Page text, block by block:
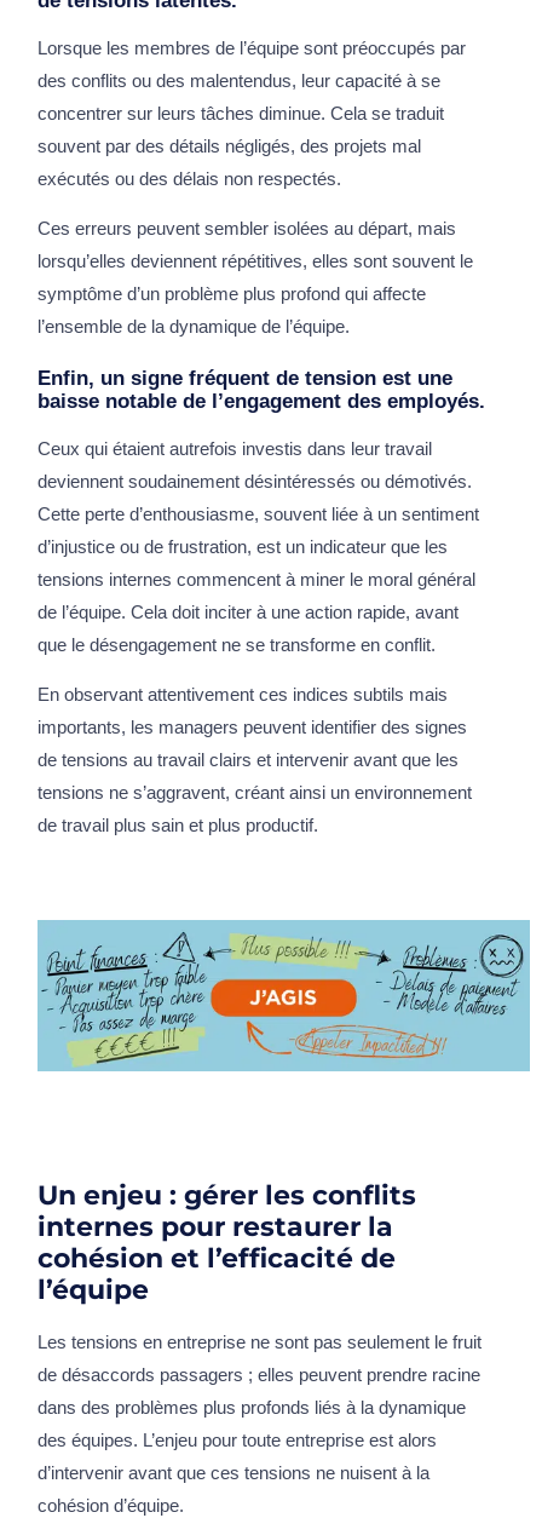
Lorsque les membres de l’équipe sont préoccupés par
des conflits ou des malentendus, leur capacité à se
concentrer sur leurs tâches diminue. Cela se traduit
souvent par des détails négligés, des projets mal
exécutés ou des délais non respectés.
Ces erreurs peuvent sembler isolées au départ, mais
lorsqu’elles deviennent répétitives, elles sont souvent le
symptôme d’un problème plus profond qui affecte
l’ensemble de la dynamique de l’équipe.
Enfin, un signe fréquent de tension est une
baisse notable de l’engagement des employés.
Ceux qui étaient autrefois investis dans leur travail
deviennent soudainement désintéressés ou démotivés.
Cette perte d’enthousiasme, souvent liée à un sentiment
d’injustice ou de frustration, est un indicateur que les
tensions internes commencent à miner le moral général
de l’équipe. Cela doit inciter à une action rapide, avant
que le désengagement ne se transforme en conflit.
En observant attentivement ces indices subtils mais
importants, les managers peuvent identifier des signes
de tensions au travail clairs et intervenir avant que les
tensions ne s’aggravent, créant ainsi un environnement
de travail plus sain et plus productif.
Un enjeu : gérer les conflits
internes pour restaurer la
cohésion et l’efficacité de
l’équipe
Les tensions en entreprise ne sont pas seulement le fruit
de désaccords passagers ; elles peuvent prendre racine
dans des problèmes plus profonds liés à la dynamique
des équipes. L’enjeu pour toute entreprise est alors
d’intervenir avant que ces tensions ne nuisent à la
cohésion d’équipe.